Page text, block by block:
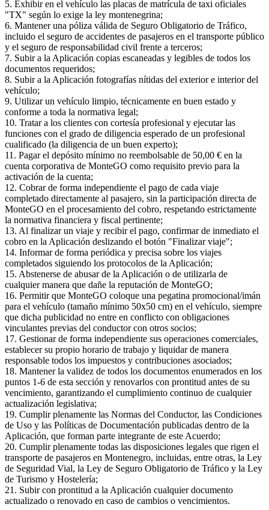
5. Exhibir en el vehículo las placas de matrícula de taxi oficiales
"TX" según lo exige la ley montenegrina;
6. Mantener una póliza válida de Seguro Obligatorio de Tráfico,
incluido el seguro de accidentes de pasajeros en el transporte público
y el seguro de responsabilidad civil frente a terceros;
7. Subir a la Aplicación copias escaneadas y legibles de todos los
documentos requeridos;
8. Subir a la Aplicación fotografías nítidas del exterior e interior del
vehículo;
9. Utilizar un vehículo limpio, técnicamente en buen estado y
conforme a toda la normativa legal;
10. Tratar a los clientes con cortesía profesional y ejecutar las
funciones con el grado de diligencia esperado de un profesional
cualificado (la diligencia de un buen experto);
11. Pagar el depósito mínimo no reembolsable de 50,00 € en la
cuenta corporativa de MonteGO como requisito previo para la
activación de la cuenta;
12. Cobrar de forma independiente el pago de cada viaje
completado directamente al pasajero, sin la participación directa de
MonteGO en el procesamiento del cobro, respetando estrictamente
la normativa financiera y fiscal pertinente;
13. Al finalizar un viaje y recibir el pago, confirmar de inmediato el
cobro en la Aplicación deslizando el botón "Finalizar viaje";
14. Informar de forma periódica y precisa sobre los viajes
completados siguiendo los protocolos de la Aplicación;
15. Abstenerse de abusar de la Aplicación o de utilizarla de
cualquier manera que dañe la reputación de MonteGO;
16. Permitir que MonteGO coloque una pegatina promocional/imán
para el vehículo (tamaño mínimo 50x50 cm) en el vehículo, siempre
que dicha publicidad no entre en conflicto con obligaciones
vinculantes previas del conductor con otros socios;
17. Gestionar de forma independiente sus operaciones comerciales,
establecer su propio horario de trabajo y liquidar de manera
responsable todos los impuestos y contribuciones asociados;
18. Mantener la validez de todos los documentos enumerados en los
puntos 1-6 de esta sección y renovarlos con prontitud antes de su
vencimiento, garantizando el cumplimiento continuo de cualquier
actualización legislativa;
19. Cumplir plenamente las Normas del Conductor, las Condiciones
de Uso y las Políticas de Documentación publicadas dentro de la
Aplicación, que forman parte integrante de este Acuerdo;
20. Cumplir plenamente todas las disposiciones legales que rigen el
transporte de pasajeros en Montenegro, incluidas, entre otras, la Ley
de Seguridad Vial, la Ley de Seguro Obligatorio de Tráfico y la Ley
de Turismo y Hostelería;
21. Subir con prontitud a la Aplicación cualquier documento
actualizado o renovado en caso de cambios o vencimientos.